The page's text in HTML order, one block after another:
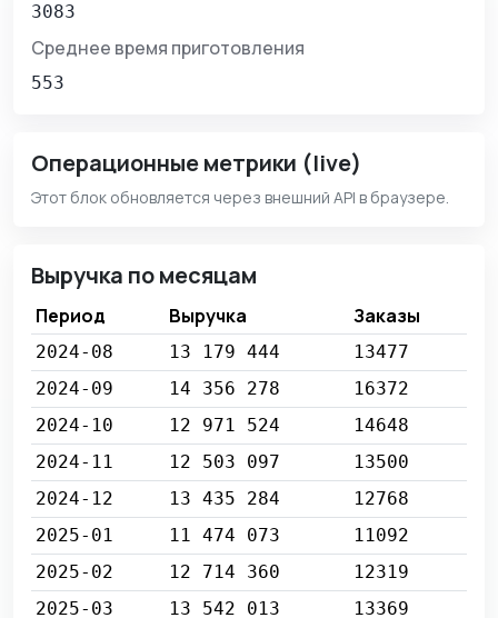
3083
Среднее время приготовления
553
Операционные метрики (live)
Этот блок обновляется через внешний API в браузере.
Выручка по месяцам
Период Выручка Заказы
2024-08 13 179 444
13477
2024-09
14 356 278
16372
2024-10
12 971 524
14648
2024-11
12 503 097
13500
2024-12
13 435 284
12768
2025-01
11 474 073
11092
2025-02
12 714 360
12319
2025-03
13 542 013 13369